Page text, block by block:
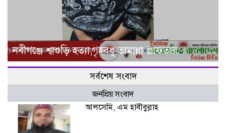
নবীগঞ্জে শ্বাশুড়ি হত্যা,গৃহবধূ তামান্না গ্রেফতার
সর্বশেষ সংবাদ
জনপ্রিয় সংবাদ
আলসেমি, এম হাবীবুল্লাহ